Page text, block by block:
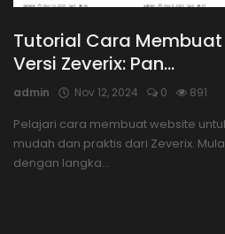
Tutorial Cara
Versi Zeverix: Pan...
admin Nov 12, 2024 0 891
Pelajari cara membuat website
mudah dan praktis dari Zeverix.
dengan langka...